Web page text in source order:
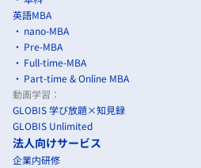
英語MBA
nano-MBA
Pre-MBA
Full-time-MBA
Part-time & Online MBA
動画学習：
GLOBIS 学び放題×知見録
GLOBIS Unlimited
法人向けサービス
企業内研修